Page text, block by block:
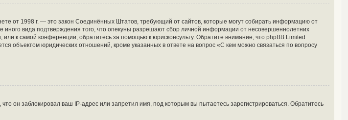
от 1998 г. — это закон Соединённых Штатов, требующий от сайтов, которые могут собирать информацию от
вида подтверждения того, что опекуны разрешают сбор личной информации от несовершеннолетних
к самой конференции, обратитесь за помощью к юрисконсульту. Обратите внимание, что phpBB Limited
объектом юридических отношений, кроме указанных в ответе на вопрос «С кем можно связаться по вопросу
он заблокировал ваш IP-адрес или запретил имя, под которым вы пытаетесь зарегистрироваться. Обратитесь